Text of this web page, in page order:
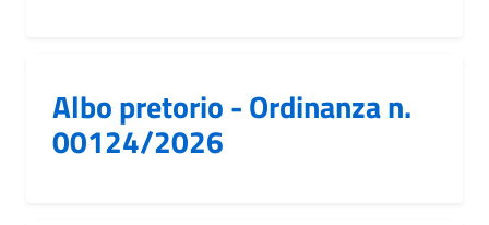
Albo pretorio - Ordinanza n.
00124/2026